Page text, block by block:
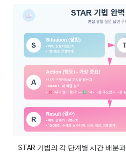
STAR 기법의 각 단계별 시간 배분